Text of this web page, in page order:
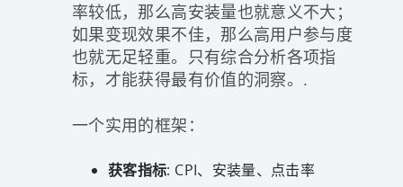
率较低，那么高安装量也就意义不大；
如果变现效果不佳，那么高用户参与度
也就无足轻重。只有综合分析各项指
标，才能获得最有价值的洞察。.
一个实用的框架：
获客指标: CPI、安装量、点击率